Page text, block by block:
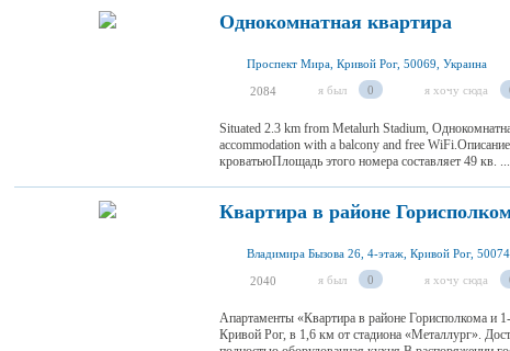
Однокомнатная квартира
Проспект Мира, Кривой Рог, 50069, Украина
2084 я был 0 я хочу сюда
Situated 2.3 km from Metalurh Stadium,
accommodation with a balcony and free
кроватьюПлощадь этого номера составляет 49 кв. ...
Квартира в районе
Владимира Бызова 26, 4-этаж, Кривой Рог,
2040 я был 0 я хочу сюда
Апартаменты «Квартира в районе Горисполкома и
Кривой Рог, в 1,6 км от стадиона «Металлург».